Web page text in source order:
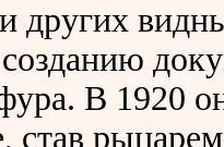
других
В 1920
став